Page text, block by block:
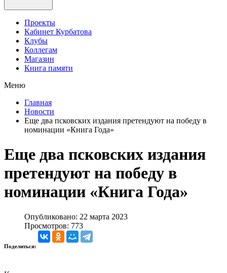
Проекты
Кабинет Курбатова
Клубы
Коллегам
Магазин
Книга памяти
Меню
Главная
Новости
Еще два псковских издания претендуют на победу в
номинации «Книга Года»
Еще два псковских издания
претендуют на победу в
номинации «Книга Года»
Опубликовано: 22 марта 2023
Просмотров: 773
Поделиться: